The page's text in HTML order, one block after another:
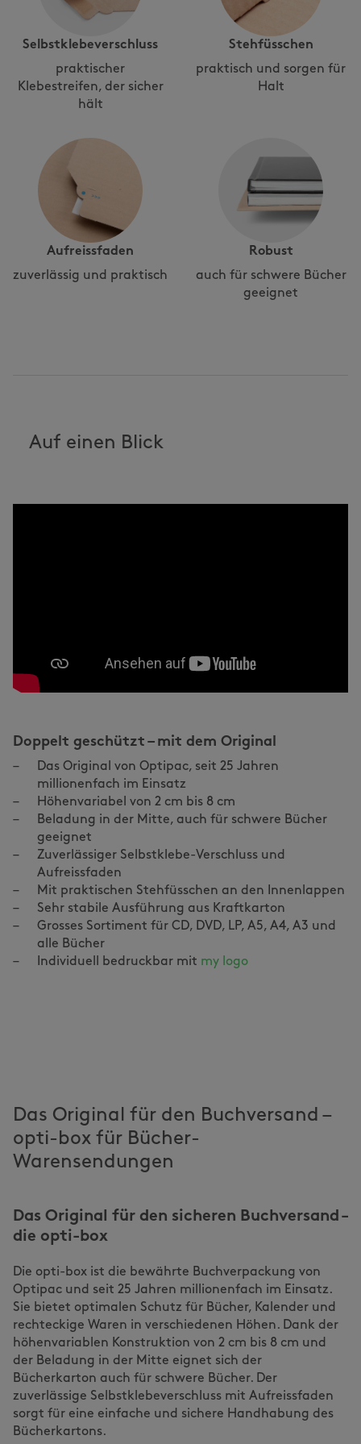
Selbstklebeverschluss
praktischer
Klebestreifen, der sicher
hält
Stehfüsschen
praktisch und sorgen für
Halt
Aufreissfaden
zuverlässig und praktisch
Robust
auch für schwere Bücher
geeignet
Auf einen Blick
Doppelt geschützt – mit dem Original
Das Original von Optipac, seit 25 Jahren
millionenfach im Einsatz
Höhenvariabel von 2 cm bis 8 cm
Beladung in der Mitte, auch für schwere Bücher
geeignet
Zuverlässiger Selbstklebe-Verschluss und
Aufreissfaden
Mit praktischen Stehfüsschen an den Innenlappen
Sehr stabile Ausführung aus Kraftkarton
Grosses Sortiment für CD, DVD, LP, A5, A4, A3 und
alle Bücher
Individuell bedruckbar mit my logo
Das Original für den Buchversand –
opti-box für Bücher-
Warensendungen
Das Original für den sicheren Buchversand –
die opti-box
Die opti-box ist die bewährte Buchverpackung von
Optipac und seit 25 Jahren millionenfach im Einsatz.
Sie bietet optimalen Schutz für Bücher, Kalender und
rechteckige Waren in verschiedenen Höhen. Dank der
höhenvariablen Konstruktion von 2 cm bis 8 cm und
der Beladung in der Mitte eignet sich der
Bücherkarton auch für schwere Bücher. Der
zuverlässige Selbstklebeverschluss mit Aufreissfaden
sorgt für eine einfache und sichere Handhabung des
Bücherkartons.